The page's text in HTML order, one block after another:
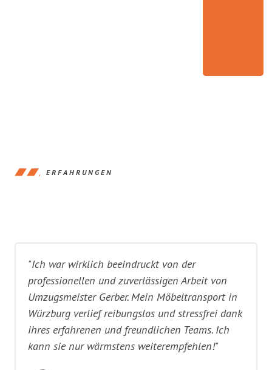
ERFAHRUNGEN
"Ich war wirklich beeindruckt von der
professionellen und zuverlässigen Arbeit von
Umzugsmeister Gerber. Mein Möbeltransport in
Würzburg verlief reibungslos und stressfrei dank
ihres erfahrenen und freundlichen Teams. Ich
kann sie nur wärmstens weiterempfehlen!"